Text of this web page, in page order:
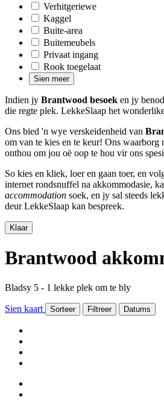
Verhitgeriewe
Kaggel
Buite-area
Buitemeubels
Privaat ingang
Rook toegelaat
Sien meer
Indien jy Brantwood besoek en jy
die regte plek. LekkeSlaap het
Ons bied 'n wye verskeidenheid van
om van te kies en te keur! Ons waarborg
onthou om jou oë oop te hou vir ons
So kies en kliek, loer en gaan toer, en
internet rondsnuffel na akkommodasie,
accommodation soek, en jy sal steeds
deur LekkeSlaap kan bespreek.
Klaar
Brantwood
Bladsy 5 - 1 lekke plek om te bly
Sien kaart Sorteer Filtreer Datums